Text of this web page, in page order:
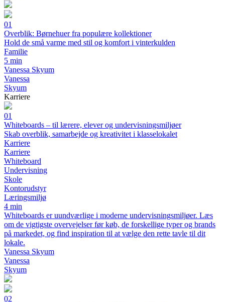
01
Overblik: Børnehuer fra populære kollektioner
Hold de små varme med stil og komfort i vinterkulden
Familie
5 min
Vanessa Skyum
Vanessa
Skyum
Karriere
01
Whiteboards – til lærere, elever og undervisningsmiljøer
Skab overblik, samarbejde og kreativitet i klasselokalet
Karriere
Karriere
Whiteboard
Undervisning
Skole
Kontorudstyr
Læringsmiljø
4 min
Whiteboards er uundværlige i moderne undervisningsmiljøer. Læs
om de vigtigste overvejelser før køb, de forskellige typer og brands
på markedet, og find inspiration til at vælge den rette tavle til dit
lokale.
Vanessa Skyum
Vanessa
Skyum
02